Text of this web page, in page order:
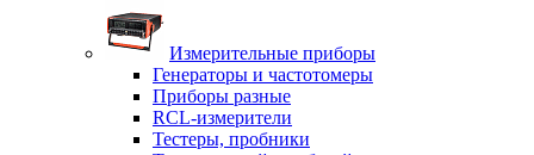
Измерительные приборы
Генераторы и частотомеры
Приборы разные
RCL-измерители
Тестеры, пробники